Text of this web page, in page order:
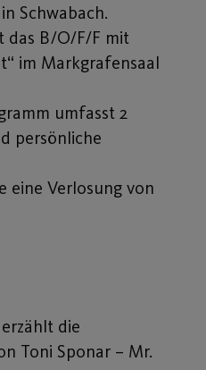
Schwabach.
das B/O/F/F mit
im Markgrafensaal
umfasst 2
persönliche
eine Verlosung von
erzählt die
Toni Sponar – Mr.